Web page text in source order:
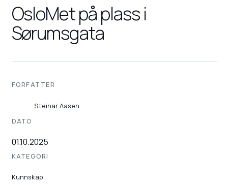
OsloMet på plass i
Sørumsgata
FORFATTER
Steinar Aasen
DATO
01.10.2025
KATEGORI
Kunnskap